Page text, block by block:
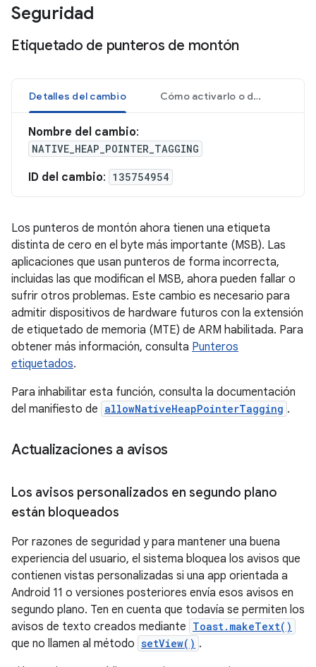
Seguridad
Etiquetado de punteros de montón
Detalles del cambio Cómo activarlo o desactivarlo
Nombre del cambio:
NATIVE_HEAP_POINTER_TAGGING
ID del cambio: 135754954
Los punteros de montón ahora tienen una etiqueta
distinta de cero en el byte más importante (MSB). Las
aplicaciones que usan punteros de forma incorrecta,
incluidas las que modifican el MSB, ahora pueden fallar o
sufrir otros problemas. Este cambio es necesario para
admitir dispositivos de hardware futuros con la extensión
de etiquetado de memoria (MTE) de ARM habilitada. Para
obtener más información, consulta Punteros
etiquetados.
Para inhabilitar esta función, consulta la documentación
del manifiesto de allowNativeHeapPointerTagging .
Actualizaciones a avisos
Los avisos personalizados en segundo plano
están bloqueados
Por razones de seguridad y para mantener una buena
experiencia del usuario, el sistema bloquea los avisos que
contienen vistas personalizadas si una app orientada a
Android 11 o versiones posteriores envía esos avisos en
segundo plano. Ten en cuenta que todavía se permiten los
avisos de texto creados mediante Toast.makeText()
que no llamen al método setView() .